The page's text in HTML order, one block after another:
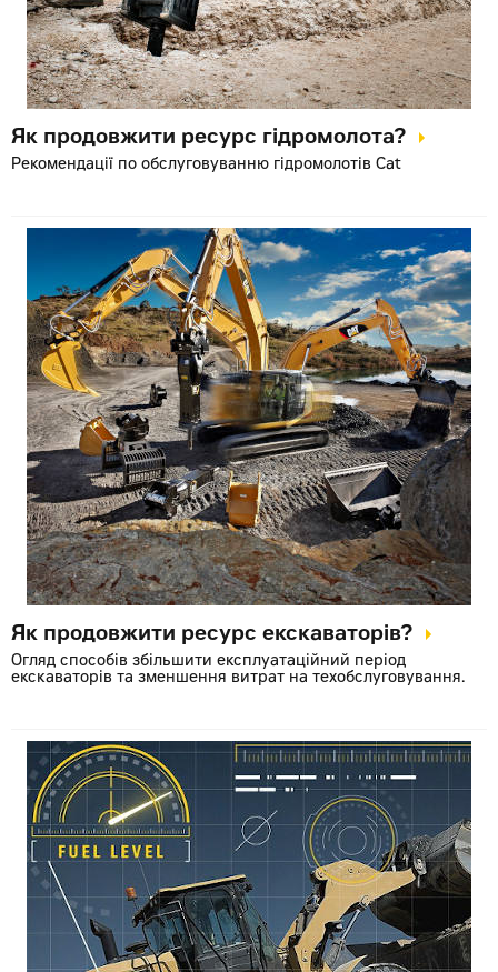
Як продовжити ресурс гідромолота?
Рекомендації по обслуговуванню гідромолотів Cat
Як продовжити ресурс екскаваторів?
Огляд способів збільшити експлуатаційний період
екскаваторів та зменшення витрат на техобслуговування.